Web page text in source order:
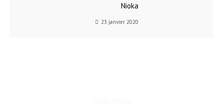
Nioka
23 janvier 2020